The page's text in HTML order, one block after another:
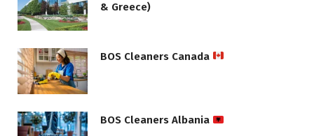
& Greece)
BOS Cleaners Canada
BOS Cleaners Albania